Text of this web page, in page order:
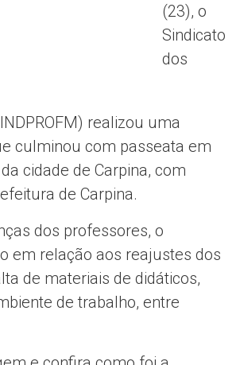
(23), o
Sindicato
dos
realizou uma
culminou com passeata em
cidade de Carpina, com
de Carpina.
dos professores, o
em relação aos reajustes dos
de materiais de didáticos,
de trabalho, entre